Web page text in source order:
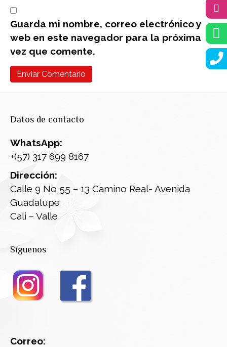
Guarda mi nombre, correo electrónico y
web en este navegador para la próxima
vez que comente.
Datos de contacto
WhatsApp:
+(57) 317 699 8167
Dirección:
Calle 9 No 55 – 13 Camino Real- Avenida
Guadalupe
Cali – Valle
Síguenos
Correo: